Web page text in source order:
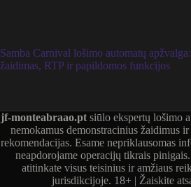
Samba Carnival lošimo automatų
žaidimas, RTP ir papildomos funkcijos
jf-monteabraao.pt siūlo ekspertų lošimo
nemokamus demonstracinius žaidimus
rekomendacijas. Esame nepriklausomas
neapdorojame operacijų tikrais
atitinkate visus teisinius ir amžiaus
jurisdikcijoje. 18+ | Žaiskite